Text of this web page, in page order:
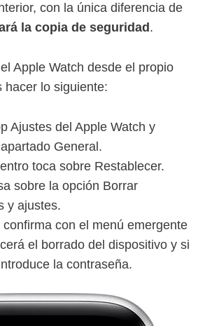
con la única diferencia de
la copia de seguridad .
Apple Watch desde el propio
hacer lo siguiente:
Ajustes del Apple Watch y
General.
toca sobre Restablecer.
sobre la opción Borrar
y ajustes.
confirma con el menú emergente
el borrado del dispositivo y si
la contraseña.